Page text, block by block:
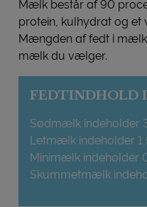
Mælk består af 90
protein, kulhydrat og et
Mængden af fedt i
mælk du vælger.
FEDTINDHOLD
Sødmælk indeholder
Letmælk indeholder
Minimælk indeholder
Skummetmælk